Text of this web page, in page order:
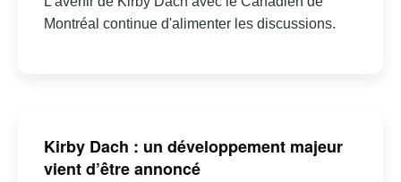
Montréal continue d'alimenter les discussions.
Kirby Dach : un développement majeur
vient d’être annoncé